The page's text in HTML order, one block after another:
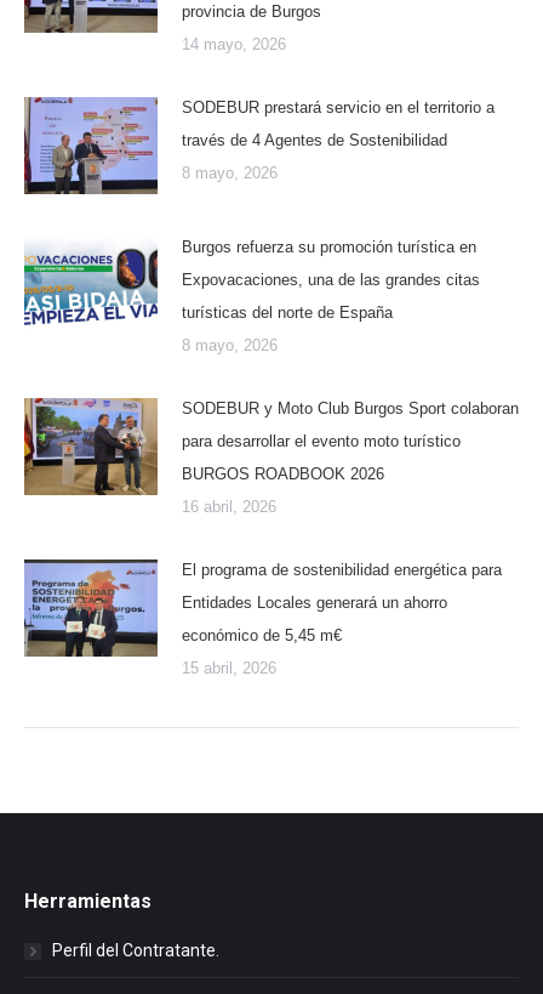
provincia de Burgos
14 mayo, 2026
SODEBUR prestará servicio en el territorio a
través de 4 Agentes de Sostenibilidad
8 mayo, 2026
Burgos refuerza su promoción turística en
Expovacaciones, una de las grandes citas
turísticas del norte de España
8 mayo, 2026
SODEBUR y Moto Club Burgos Sport colaboran
para desarrollar el evento moto turístico
BURGOS ROADBOOK 2026
16 abril, 2026
El programa de sostenibilidad energética para
Entidades Locales generará un ahorro
económico de 5,45 m€
15 abril, 2026
Herramientas
Perfil del Contratante.